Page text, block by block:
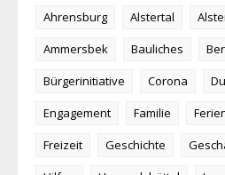
Ahrensburg Alstertal
Ammersbek
Bauliches
Bürgerinitiative
Corona
Engagement
Familie
Freizeit
Geschichte